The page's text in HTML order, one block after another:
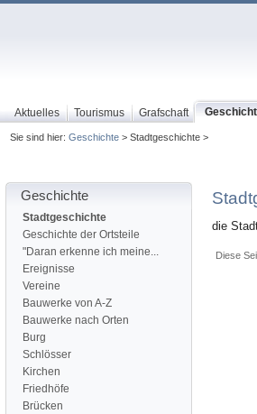
Aktuelles Tourismus Grafschaft
Sie sind hier: Geschichte> Stadtgeschichte >
Geschichte
Stadtgeschichte
Geschichte der Ortsteile
"Daran erkenne ich meine...
Ereignisse
Vereine
Bauwerke von A-Z
Bauwerke nach Orten
Burg
Schlösser
Kirchen
Friedhöfe
Brücken
die
Diese